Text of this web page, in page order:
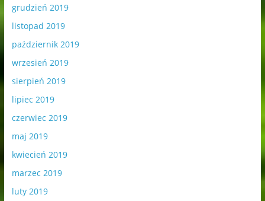
grudzień 2019
listopad 2019
październik 2019
wrzesień 2019
sierpień 2019
lipiec 2019
czerwiec 2019
maj 2019
kwiecień 2019
marzec 2019
luty 2019